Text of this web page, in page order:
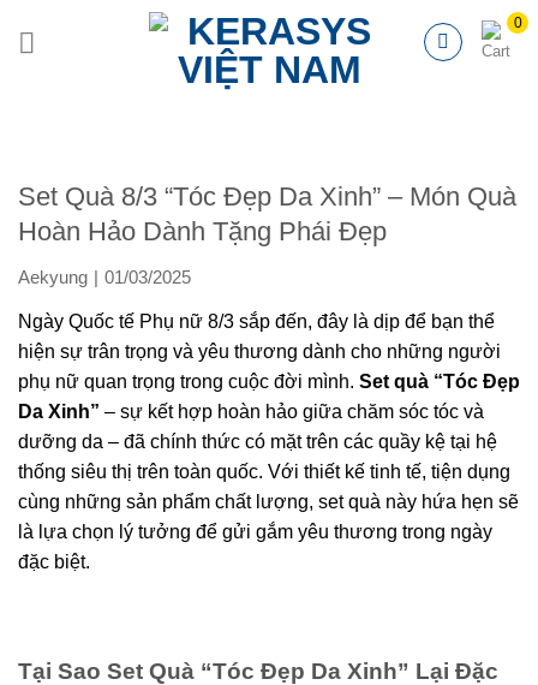
Set Quà 8/3 “Tóc Đẹp Da Xinh” – Món Quà
Hoàn Hảo Dành Tặng Phái Đẹp
Aekyung 01/03/2025
Ngày Quốc tế Phụ nữ 8/3 sắp đến, đây là dịp để bạn thể
hiện sự trân trọng và yêu thương dành cho những người
phụ nữ quan trọng trong cuộc đời mình. Set quà “Tóc Đẹp
Da Xinh” – sự kết hợp hoàn hảo giữa chăm sóc tóc và
dưỡng da – đã chính thức có mặt trên các quầy kệ tại hệ
thống siêu thị trên toàn quốc. Với thiết kế tinh tế, tiện dụng
cùng những sản phẩm chất lượng, set quà này hứa hẹn sẽ
là lựa chọn lý tưởng để gửi gắm yêu thương trong ngày
đặc biệt.
Tại Sao Set Quà “Tóc Đẹp Da Xinh” Lại Đặc